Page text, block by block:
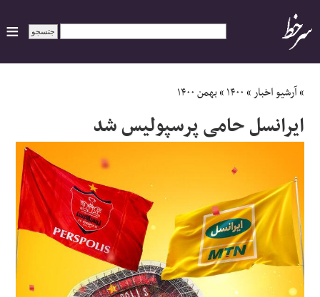
ایران
سیاسی
ورزشی
جهان
اجتماعی
»آرشیو اخبار»۱۴۰۰»بهمن ۱۴۰۰
ایرانسل حامی پرسپولیس شد